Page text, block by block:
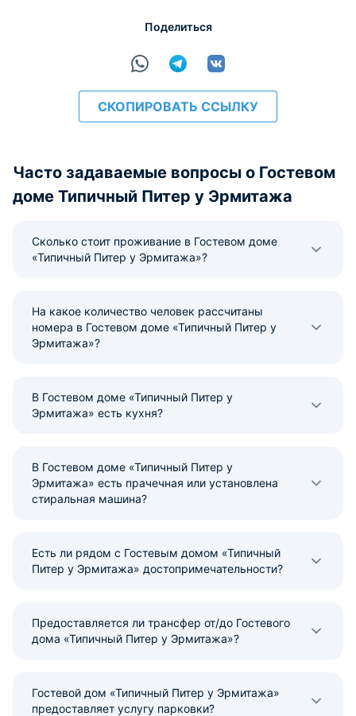
Поделиться
СКОПИРОВАТЬ ССЫЛКУ
Часто задаваемые вопросы о Гостевом
доме Типичный Питер у Эрмитажа
Сколько стоит проживание в Гостевом доме
«Типичный Питер у Эрмитажа»?
На какое количество человек рассчитаны
номера в Гостевом доме «Типичный Питер у
Эрмитажа»?
В Гостевом доме «Типичный Питер у
Эрмитажа» есть кухня?
В Гостевом доме «Типичный Питер у
Эрмитажа» есть прачечная или установлена
стиральная машина?
Есть ли рядом с Гостевым домом «Типичный
Питер у Эрмитажа» достопримечательности?
Предоставляется ли трансфер от/до Гостевого
дома «Типичный Питер у Эрмитажа»?
Гостевой дом «Типичный Питер у Эрмитажа»
предоставляет услугу парковки?